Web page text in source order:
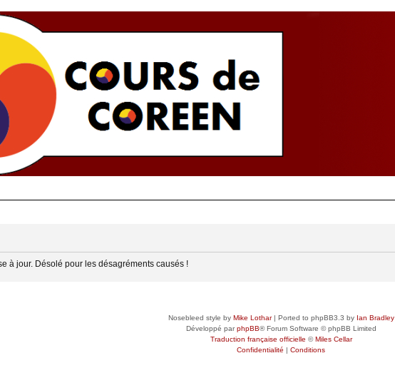
à jour. Désolé pour les désagréments causés !
Nosebleed style by Mike Lothar| Ported to phpBB3.3 by Ian Bradley
Développé parphpBB® Forum Software © phpBB Limited
Traduction française officielle ©Miles Cellar
Confidentialité | Conditions